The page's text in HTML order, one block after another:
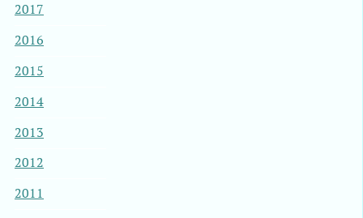
2017
2016
2015
2014
2013
2012
2011